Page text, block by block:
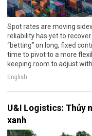
Spot rates are moving
reliability has yet to
“betting” on long, fixed
time to pivot to a more
keeping room to adjust
English
U&I Logistics: Thủy
xanh